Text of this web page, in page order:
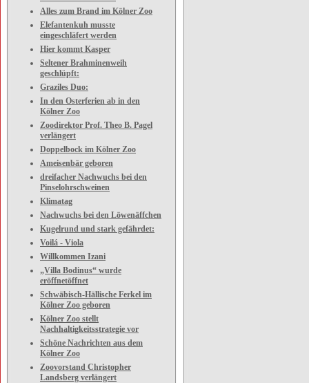
Alles zum Brand im Kölner Zoo
Elefantenkuh musste
eingeschläfert werden
Hier kommt Kasper
Seltener Brahminenweih
geschlüpft:
Graziles Duo:
In den Osterferien ab in den
Kölner Zoo
Zoodirektor Prof. Theo B. Pagel
verlängert
Doppelbock im Kölner Zoo
Ameisenbär geboren
dreifacher Nachwuchs bei den
Pinselohrschweinen
Klimatag
Nachwuchs bei den Löwenäffchen
Kugelrund und stark gefährdet:
Voilá - Viola
Willkommen Izani
„Villa Bodinus“ wurde
eröffnetöffnet
Schwäbisch-Hällische Ferkel im
Kölner Zoo geboren
Kölner Zoo stellt
Nachhaltigkeitsstrategie vor
Schöne Nachrichten aus dem
Kölner Zoo
Zoovorstand Christopher
Landsberg verlängert